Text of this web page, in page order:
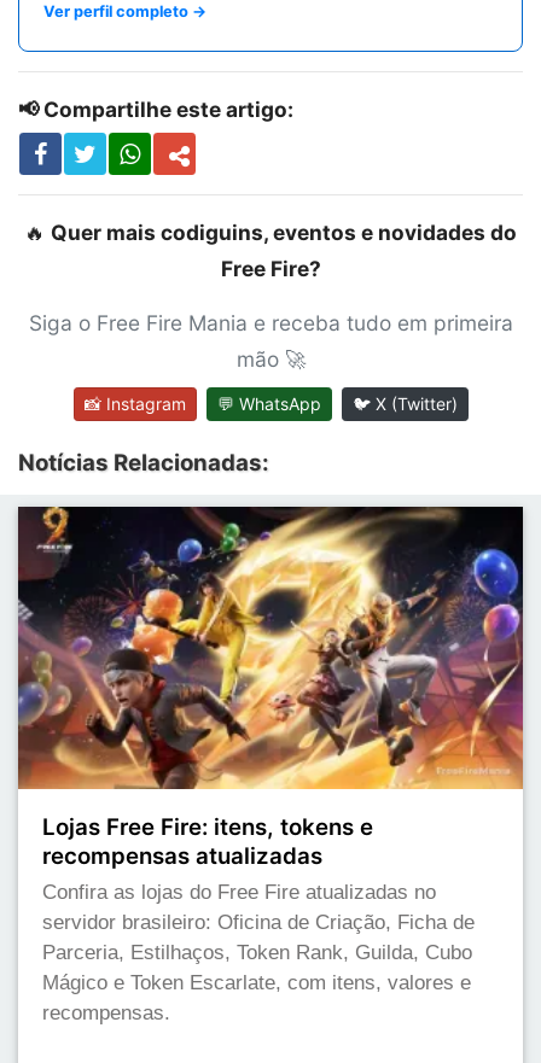
Ver perfil completo →
📢 Compartilhe este artigo:
🔥 Quer mais codiguins, eventos e novidades do
Free Fire?
Siga o Free Fire Mania e receba tudo em primeira
mão 🚀
📸 Instagram 💬 WhatsApp 🐦 X (Twitter)
Notícias Relacionadas:
Lojas Free Fire: itens, tokens e
recompensas atualizadas
Confira as lojas do Free Fire atualizadas no
servidor brasileiro: Oficina de Criação, Ficha de
Parceria, Estilhaços, Token Rank, Guilda, Cubo
Mágico e Token Escarlate, com itens, valores e
recompensas.